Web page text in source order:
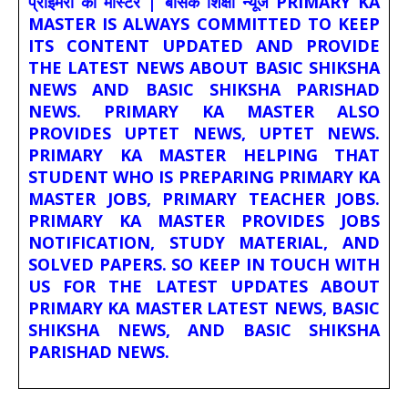
MASTER IS ALWAYS COMMITTED TO KEEP
ITS CONTENT UPDATED AND PROVIDE
THE LATEST NEWS ABOUT BASIC SHIKSHA
NEWS AND BASIC SHIKSHA PARISHAD
NEWS. PRIMARY KA MASTER ALSO
PROVIDES UPTET NEWS, UPTET NEWS.
PRIMARY KA MASTER HELPING THAT
STUDENT WHO IS PREPARING PRIMARY KA
MASTER JOBS, PRIMARY TEACHER JOBS.
PRIMARY KA MASTER PROVIDES JOBS
NOTIFICATION, STUDY MATERIAL, AND
SOLVED PAPERS. SO KEEP IN TOUCH WITH
US FOR THE LATEST UPDATES ABOUT
PRIMARY KA MASTER LATEST NEWS, BASIC
SHIKSHA NEWS, AND BASIC SHIKSHA
PARISHAD NEWS.